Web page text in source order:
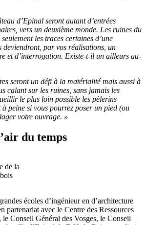
d’Epinal seront autant d’entrées
vers un deuxième monde. Les ruines du
les traces certaines d’une
deviendront, par vos réalisations, un
et d’interrogation. Existe-t-il un ailleurs au-
seront un défi à la matérialité mais aussi à
calant sur les ruines, sans jamais les
le plus loin possible les pèlerins
à peine si vous pourrez poser un pied (ou
votre ouvrage. »
du temps
de la
écoles d’ingénieur en d’architecture
partenariat avec le Centre des Ressources
Conseil Général des Vosges, le Conseil